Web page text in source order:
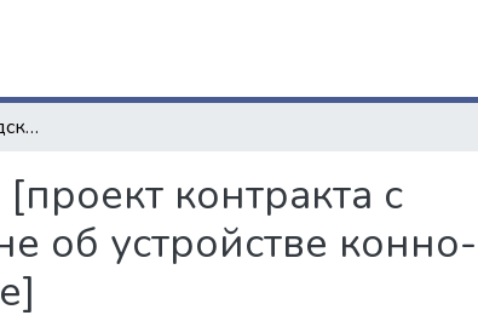
От Харьковской городской управы [проект контракта с французским подданным П.К. Бонне об устройстве конно-железных дорог в городе Харькове]
контракта с
об устройстве конно-